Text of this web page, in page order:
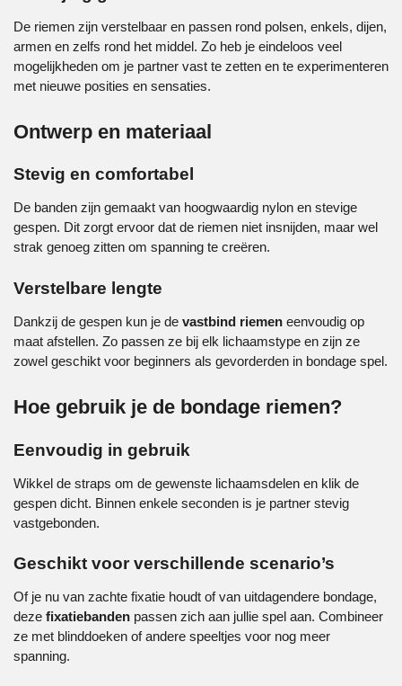
De riemen zijn verstelbaar en passen rond polsen, enkels, dijen,
armen en zelfs rond het middel. Zo heb je eindeloos veel
mogelijkheden om je partner vast te zetten en te experimenteren
met nieuwe posities en sensaties.
Ontwerp en materiaal
Stevig en comfortabel
De banden zijn gemaakt van hoogwaardig nylon en stevige
gespen. Dit zorgt ervoor dat de riemen niet insnijden, maar wel
strak genoeg zitten om spanning te creëren.
Verstelbare lengte
Dankzij de gespen kun je de vastbind riemen eenvoudig op
maat afstellen. Zo passen ze bij elk lichaamstype en zijn ze
zowel geschikt voor beginners als gevorderden in bondage spel.
Hoe gebruik je de bondage riemen?
Eenvoudig in gebruik
Wikkel de straps om de gewenste lichaamsdelen en klik de
gespen dicht. Binnen enkele seconden is je partner stevig
vastgebonden.
Geschikt voor verschillende scenario’s
Of je nu van zachte fixatie houdt of van uitdagendere bondage,
deze fixatiebanden passen zich aan jullie spel aan. Combineer
ze met blinddoeken of andere speeltjes voor nog meer
spanning.